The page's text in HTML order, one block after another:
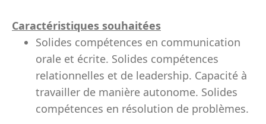
Caractéristiques souhaitées
Solides compétences en communication
orale et écrite. Solides compétences
relationnelles et de leadership. Capacité à
travailler de manière autonome. Solides
compétences en résolution de problèmes.